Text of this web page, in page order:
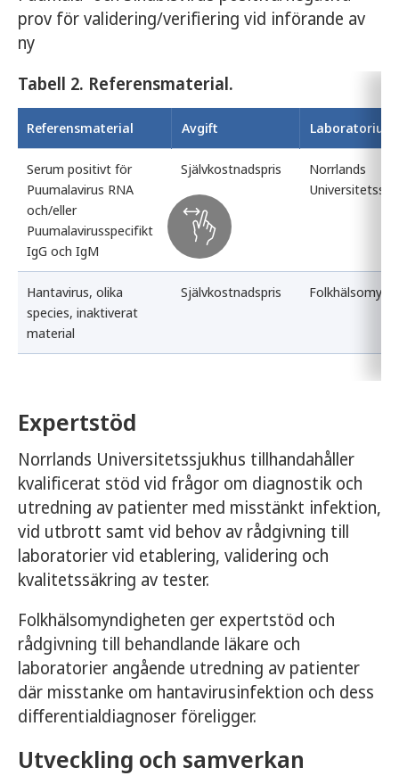
prov för validering/verifiering vid införande av
ny
Tabell 2. Referensmaterial.
Referensmaterial Avgift
Serum positivt för
Puumalavirus RNA
och/eller
Puumalavirusspecifikt
IgG och IgM
Självkostnadspris
Norrlands
Hantavirus, olika
species, inaktiverat
material
Självkostnadspris
Expertstöd
Norrlands Universitetssjukhus tillhandahåller
kvalificerat stöd vid frågor om diagnostik och
utredning av patienter med misstänkt infektion,
vid utbrott samt vid behov av rådgivning till
laboratorier vid etablering, validering och
kvalitetssäkring av tester.
Folkhälsomyndigheten ger expertstöd och
rådgivning till behandlande läkare och
laboratorier angående utredning av patienter
där misstanke om hantavirusinfektion och dess
differentialdiagnoser föreligger.
Utveckling och samverkan